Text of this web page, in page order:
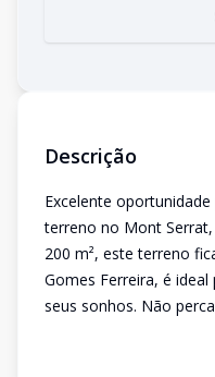
Descrição
Excelente
terreno no Mont
200 m², este terreno
Gomes Ferreira, é
seus sonhos. Não